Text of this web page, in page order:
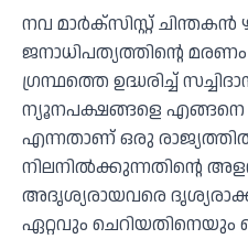
നവ മാർക്സിസ്റ്റ്
ജനാധിപത്യത്തിൻ്റെ മരണം
ഗ്രന്ഥത്തെ ഉദ്ധരിച്ച്
ന്യൂനപക്ഷങ്ങളെ എങ്ങനെ
എന്നതാണ് ഒരു
നിലനിൽക്കുന്നതിൻ്റെ
അദൃശ്യരായവരെ
ഏറ്റവും ചെറിയതിനെയും